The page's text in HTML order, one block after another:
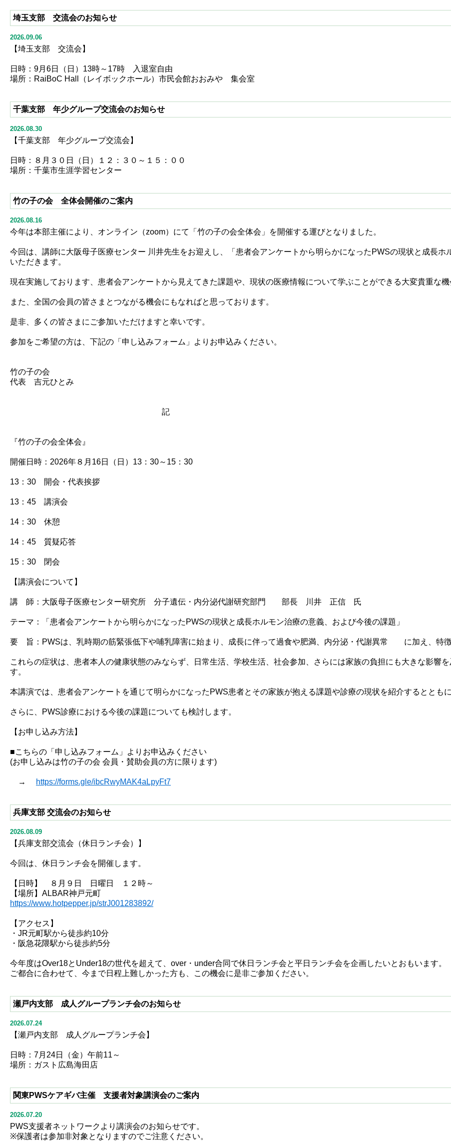
埼玉支部 交流会のお知らせ
2026.09.06
【埼玉支部 交流会】
日時：9月6日（日）13時～17時 入退室自由
場所：RaiBoC Hall（レイボックホール）市民会館おおみや 集会室
千葉支部 年少グループ交流会のお知らせ
2026.08.30
【千葉支部 年少グループ交流会】
日時：８月３０日（日）１２：３０～１５：００
場所：千葉市生涯学習センター
竹の子の会 全体会開催のご案内
2026.08.16
今年は本部主催により、オンライン（zoom）にて「竹の子の会全体会」を開催する運びとなりました。
今回は、講師に大阪母子医療センター 川井先生をお迎えし、「患者会アンケートから明らかになったPWSの現状と成長
いただきます。
現在実施しております、患者会アンケートから見えてきた課題や、現状の医療情報について学ぶことができる大変貴重な機
また、全国の会員の皆さまとつながる機会にもなればと思っております。
是非、多くの皆さまにご参加いただけますと幸いです。
参加をご希望の方は、下記の「申し込みフォーム」よりお申込みください。
竹の子の会
代表 吉元ひとみ
記
『竹の子の会全体会』
開催日時：2026年８月16日（日）13：30～15：30
13：30 開会・代表挨拶
13：45 講演会
14：30 休憩
14：45 質疑応答
15：30 閉会
【講演会について】
講 師：大阪母子医療センター研究所 分子遺伝・内分泌代謝研究部門 部長 川井 正信 氏
テーマ：「患者会アンケートから明らかになったPWSの現状と成長ホルモン治療の意義、および今後の課題」
要 旨：PWSは、乳時期の筋緊張低下や哺乳障害に始まり、成長に伴って過食や肥満、内分泌・代謝異常 に加え、特徴
これらの症状は、患者本人の健康状態のみならず、日常生活、学校生活、社会参加、さらには家族の負担にも大きな影響
す。
本講演では、患者会アンケートを通じて明らかになったPWS患者とその家族が抱える課題や診療の現状を紹介するととも
さらに、PWS診療における今後の課題についても検討します。
【お申し込み方法】
■こちらの「申し込みフォーム」よりお申込みください
(お申し込みは竹の子の会 会員・賛助会員の方に限ります)
→ https://forms.gle/ibcRwyMAK4aLpyFt7
兵庫支部 交流会のお知らせ
2026.08.09
【兵庫支部交流会（休日ランチ会）】
今回は、休日ランチ会を開催します。
【日時】 ８月９日 日曜日 １２時～
【場所】ALBAR神戸元町
https://www.hotpepper.jp/strJ001283892/
【アクセス】
・JR元町駅から徒歩約10分
・阪急花隈駅から徒歩約5分
今年度はOver18とUnder18の世代を超えて、over・under合同で休日ランチ会と平日ランチ会を企画したいとおもいます。
ご都合に合わせて、今まで日程上難しかった方も、この機会に是非ご参加ください。
瀬戸内支部 成人グループランチ会のお知らせ
2026.07.24
【瀬戸内支部 成人グループランチ会】
日時：7月24日（金）午前11～
場所：ガスト広島海田店
関東PWSケアギバ主催 支援者対象講演会のご案内
2026.07.20
PWS支援者ネットワークより講演会のお知らせです。
※保護者は参加非対象となりますのでご注意ください。